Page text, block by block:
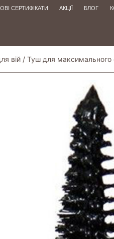
СЕРТИФІКАТИ АКЦІЇ БЛОГ
вій / Туш для максимального